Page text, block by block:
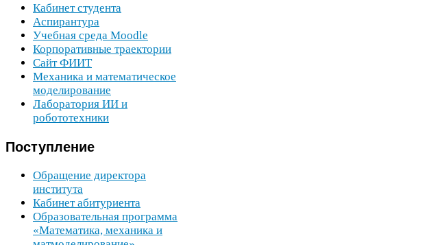
Кабинет студента
Аспирантура
Учебная среда Moodle
Корпоративные траектории
СайтФИИТ
Механика и математическое
моделирование
Лаборатория ИИ и
робототехники
Поступление
Обращение директора
института
Кабинет абитуриента
Образовательная программа
«Математика, механика и